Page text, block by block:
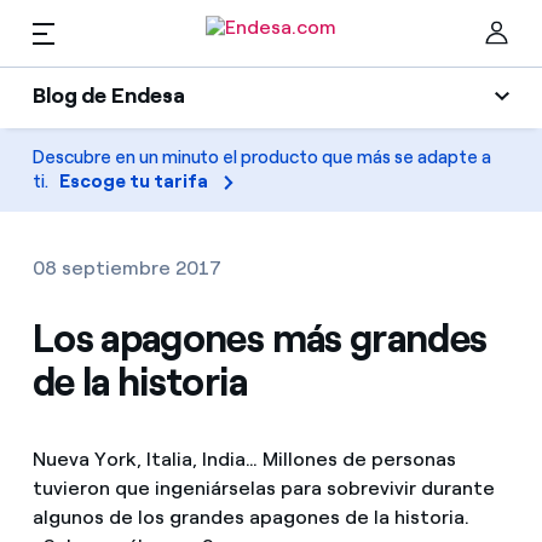
Blog de Endesa
Blog de Endesa
Luz
Climatización
Gas
Movilidad
Electrodomésticos
Empresas
Hogares
Encuentra la tarifa que más te conviene
Compara nuestras tarifas de empresa y ahorra
Por cada kWh que ahorres, te descontamos otro
Movilidad
PARA TI
Solar
ES
Descubre en un minuto el producto que más se adapte a
ti. Escoge tu tarifa
08 septiembre 2017
Los apagones más grandes
de la historia
Nueva York, Italia, India… Millones de personas
tuvieron que ingeniárselas para sobrevivir durante
algunos de los grandes apagones de la historia.